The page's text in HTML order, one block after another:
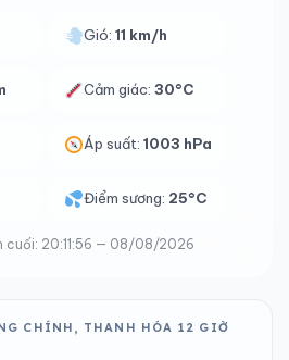
Gió:11 km/h
Cảm giác:30°C
Áp suất:1003 hPa
Điểm sương: 25°C
cuối: 20:11:56 — 08/08/2026
CHÍNH, THANH HÓA 12 GIỜ